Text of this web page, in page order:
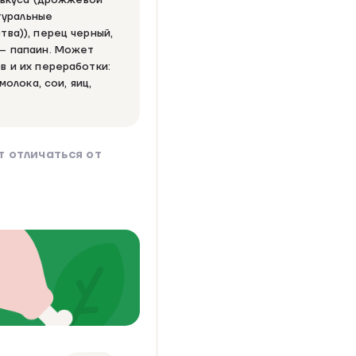
перец черный,
папаин. Может
и их переработки:
сои, яиц,
от